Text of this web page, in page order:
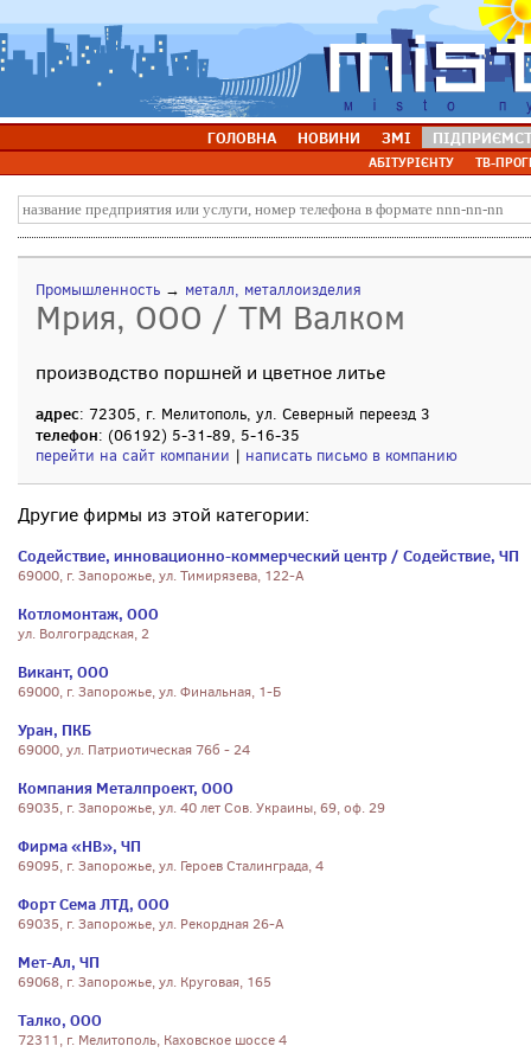
ГОЛОВНА НОВИНИ ЗМІ
АБІТУРІЄНТУ ТВ-
Промышленность → металл, металлоизделия
Мрия, ООО / ТМ Валком
производство поршней и цветное литье
адрес: 72305, г. Мелитополь, ул. Северный переезд 3
телефон: (06192) 5-31-89, 5-16-35
перейти на сайт компании | написать письмо в компанию
Другие фирмы из этой категории:
Содействие, инновационно-коммерческий центр / Содействие, ЧП
69000, г. Запорожье, ул. Тимирязева, 122-А
Котломонтаж, ООО
ул. Волгоградская, 2
Викант, ООО
69000, г. Запорожье, ул. Финальная, 1-Б
Уран, ПКБ
69000, ул. Патриотическая 76б - 24
Компания Металпроект, ООО
69035, г. Запорожье, ул. 40 лет Сов. Украины, 69, оф. 29
Фирма «НВ», ЧП
69095, г. Запорожье, ул. Героев Сталинграда, 4
Форт Сема ЛТД, ООО
69035, г. Запорожье, ул. Рекордная 26-А
Мет-Ал, ЧП
69068, г. Запорожье, ул. Круговая, 165
Талко, ООО
72311, г. Мелитополь, Каховское шоссе 4